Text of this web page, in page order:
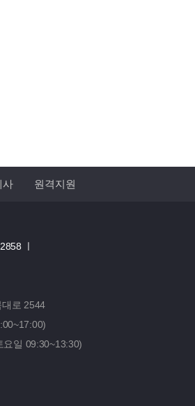
사 원격지원
ㅣ
로 2544
요일 09:30~13:30)